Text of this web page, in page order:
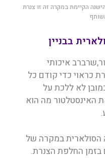
הקיימת במקרה זה זו צנרת
בבניין
איכותי
כראוי כדי קודם כל
לא ללכת על
האינסטלטור מה הוא
במקרה של
החלפת הצנרת.